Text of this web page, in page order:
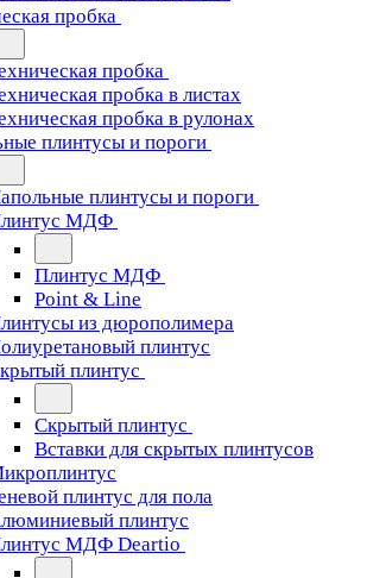
пробка
пробка
пробка в листах
пробка в рулонах
плинтусы и пороги
плинтусы и пороги
МДФ
Плинтус МДФ
Point & Line
из дюрополимера
плинтус
плинтус
Скрытый плинтус
Вставки для скрытых плинтусов
плинтус для пола
плинтус
МДФ Deartio